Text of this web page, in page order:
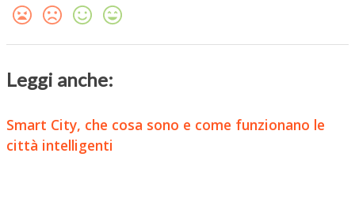
Leggi anche:
Smart City, che cosa sono e come funzionano le
città intelligenti